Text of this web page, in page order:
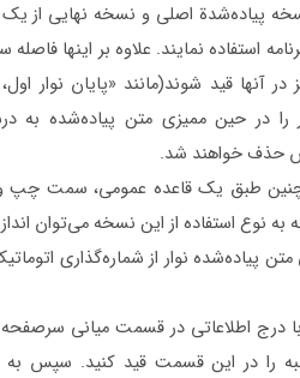
پیاده‌شدة اصلی و نسخه نهایی از یک
استفاده نمایند. علاوه بر اینها
در آنها قید شوند(مانند «پایان نوار
در حین ممیزی متن پیاده‌شده به
حذف خواهند شد.
طبق یک قاعده عمومی، سمت چپ و
پیاده‌شده نوار از شماره‌گذاری
با درج اطلاعاتی در قسمت میانی
را در این قسمت قید کنید. سپس به